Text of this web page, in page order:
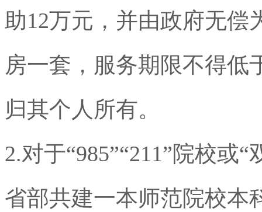
助12万元，并由政府无偿
房一套，服务期限不得低
归其个人所有。
2.对于“985”“211”院校或“
省部共建一本师范院校本